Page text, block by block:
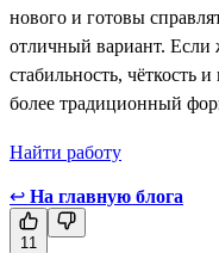
нового и готовы
отличный вариант. Если
стабильность, чёткость
более традиционный
Найти работу
↩ На главную блога
11